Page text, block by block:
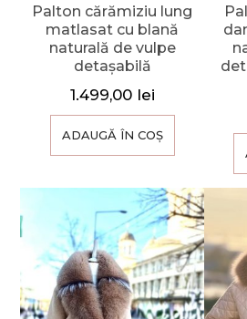
Palton cărămiziu lung
matlasat cu blană
naturală de vulpe
detașabilă
1.499,00 lei
ADAUGĂ ÎN COȘ